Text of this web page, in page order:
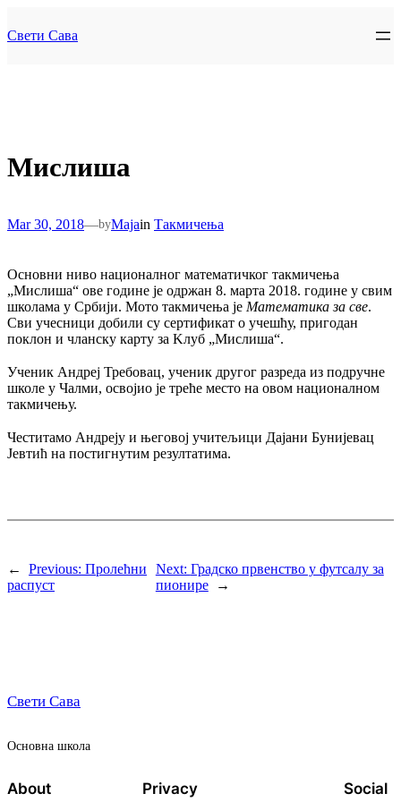
to
content
Свети Сава
Мислиша
Mar 30, 2018—byMajain Такмичења
Oсновни ниво националног математичког такмичењa
„Мислиша“ ове године је одржан 8. марта 2018. године у свим
школама у Србији. Мото такмичења је Математика за све.
Сви учесници добили су сертификат о учешћу, пригодан
поклон и чланску карту за Kлуб „Мислиша“.
Ученик Андреј Требовац, ученик другог разреда из подручне
школе у Чалми, освојио је треће место на овом националном
такмичењу.
Честитамо Андреју и његовој учитељици Дајани Бунијевац
Јевтић на постигнутим резултатима.
← Previous: Пролећни
распуст
Next: Градско првенство у футсалу за
пионире
→
Свети Сава
Oсновна школа
About Privacy Social